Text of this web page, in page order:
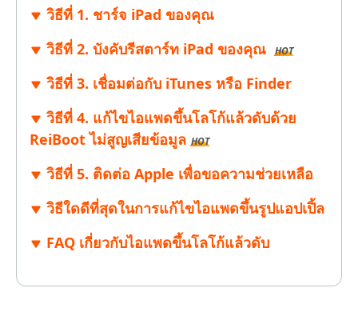
วิธีที่ 1. ชาร์จ iPad ของคุณ
วิธีที่ 2. บังคับรีสตาร์ท iPad ของคุณ
HOT
วิธีที่ 3. เชื่อมต่อกับ iTunes หรือ Finder
วิธีที่ 4. แก้ไขไอแพดขึ้นโลโก้แล้วดับด้วย
ReiBoot ไม่สูญเสียข้อมูล HOT
วิธีที่ 5. ติดต่อ Apple เพื่อขอความช่วยเหลือ
วิธีใดดีที่สุดในการแก้ไขไอแพดขึ้นรูปแอปเปิ้ล
FAQ เกี่ยวกับไอแพดขึ้นโลโก้แล้วดับ